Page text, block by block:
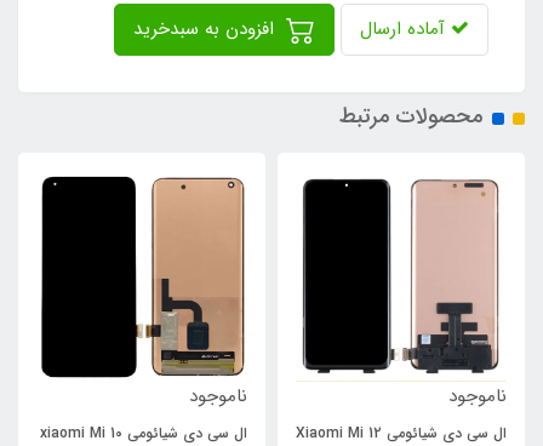
آماده ارسال
محصولات مرتبط
ناموجود
ال سی دی شیائومی Xiaomi Mi 12
ناموجود
ال سی دی شیائومی xiaomi Mi 10